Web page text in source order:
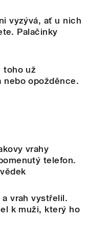
vyzývá, ať u nich
Palačinky
toho už
nebo opožděnce.
vrahy
telefon.
vrah vystřelil.
k muži, který ho